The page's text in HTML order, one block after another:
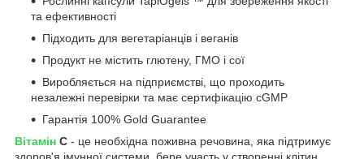
та ефективності
Підходить для вегетаріанців і веганів
Продукт не містить глютену, ГМО і сої
Виробляється на підприємстві, що проходить
незалежні перевірки та має сертифікацію cGMP
Гарантія 100% Gold Guarantee
Вітамін С - це необхідна поживна речовина, яка підтримує
здоров'я імунної системи, бере участь у створенні клітин